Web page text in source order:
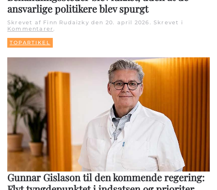
ansvarlige politikere blev spurgt
Skrevet af Finn Rudaizky den 20. april 2026. Skrevet i
Kommentarer.
TOPARTIKEL
Gunnar Gislason til den kommende regering: